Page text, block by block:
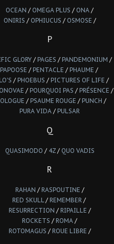
OCEAN / OMEGA PLUS / ONA /
ONIRIS /OPHIUCUS / OSMOSE /
P
GLORY/ PAGES / PANDEMONIUM /
PAPOOSE / PENTACLE / PHAUME /
/ PHOEBUS / PICTURES OF LIFE /
/ POURQUOI PAS / PRÉSENCE /
/ PSAUME ROUGE / PUNCH /
PURA VIDA / PULSAR
Q
QUASIMODO / 4Z/ QUO VADIS
R
RAHAN / RASPOUTINE /
RED SKULL/ REMEMBER/
RESURRECTION / RIPAILLE /
ROCKETS / ROMA /
ROTOMAGUS / ROUE LIBRE /